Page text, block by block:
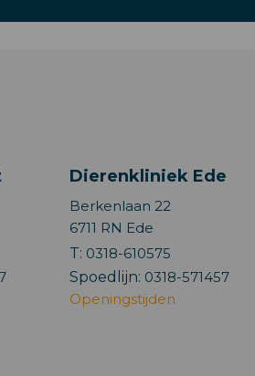
Dierenkliniek Ede
Berkenlaan 22
6711 RN Ede
T: 0318-610575
Spoedlijn: 0318-571457
Openingstijden